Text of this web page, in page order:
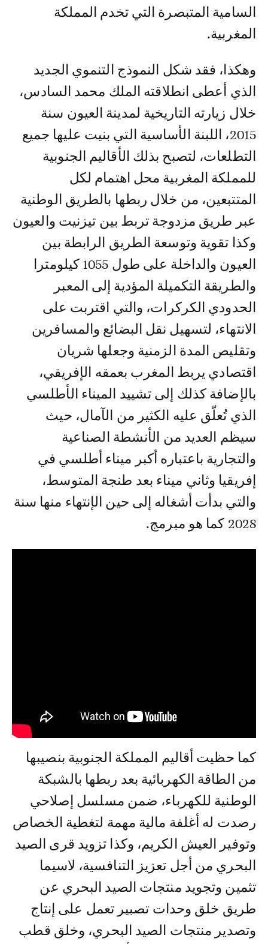
السامية المتبصرة التي تخدم المملكة
المغربية.
وهكذا، فقد شكل النموذج التنموي الجديد
الذي أعطى انطلاقته الملك محمد السادس،
خلال زيارته التاريخية لمدينة العيون سنة
2015، اللبنة الأساسية التي بنيت عليها جميع
التطلعات، لتصبح بذلك الأقاليم الجنوبية
للمملكة المغربية محل اهتمام لكل
المتتبعين، من خلال ربطها بالطريق الوطنية
عبر طريق مزدوجة تربط بين تيزنيت والعيون
وكذا تقوية وتوسعة الطريق الرابطة بين
العيون والداخلة على طول 1055 كيلومترا
والطريقة التكميلة المؤدية إلى المعبر
الحدودي الكركرات، والتي اقتربت على
الانتهاء، لتسهيل نقل البضائع والمسافرين
وتقليص المدة الزمنية وجعلها شريان
اقتصادي يربط المغرب بعمقه الإفريقي،
بالإضافة كذلك إلى تشييد الميناء الأطلسي
الذي تُعلّق عليه الكثير من الآمال، حيث
سيظم العديد من الأنشطة الصناعية
والتجارية باعتباره أكبر ميناء أطلسي في
إفريقيا وثاني ميناء بعد طنجة المتوسط،
والتي بدأت أشغاله إلى حين الإنتهاء منها سنة
2028 كما هو مبرمج.
كما حظيت أقاليم المملكة الجنوبية بنصيبها
من الطاقة الكهربائية بعد ربطها بالشبكة
الوطنية للكهرباء، ضمن مسلسل إصلاحي
رصدت له أغلفة مالية مهمة لتغطية الخصاص
وتوفير العيش الكريم، وكذا تزويد قرى الصيد
البحري من أجل تعزيز التنافسية، لاسيما
تثمين وتجويد منتجات الصيد البحري عن
طريق خلق وحدات تصبير تعمل على إنتاج
وتصدير منتجات الصيد البحري، وخلق قطب